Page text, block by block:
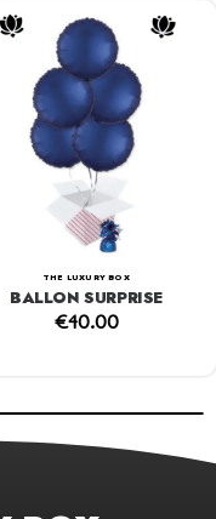
THE LUXURY BOX
BALLON SURPRISE
€40.00